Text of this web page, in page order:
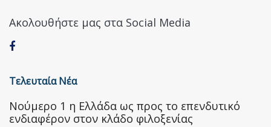
Ακολουθήστε μας στα Social Media
Τελευταία Νέα
Nούμερο 1 η Ελλάδα ως προς το επενδυτικό
ενδιαφέρον στον κλάδο φιλοξενίας